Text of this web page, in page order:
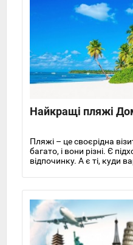
Найкращі пляжі
Пляжі – це своєрідна
багато, і вони різні. Є
відпочинку. А є ті, куди
найкращі пляжі